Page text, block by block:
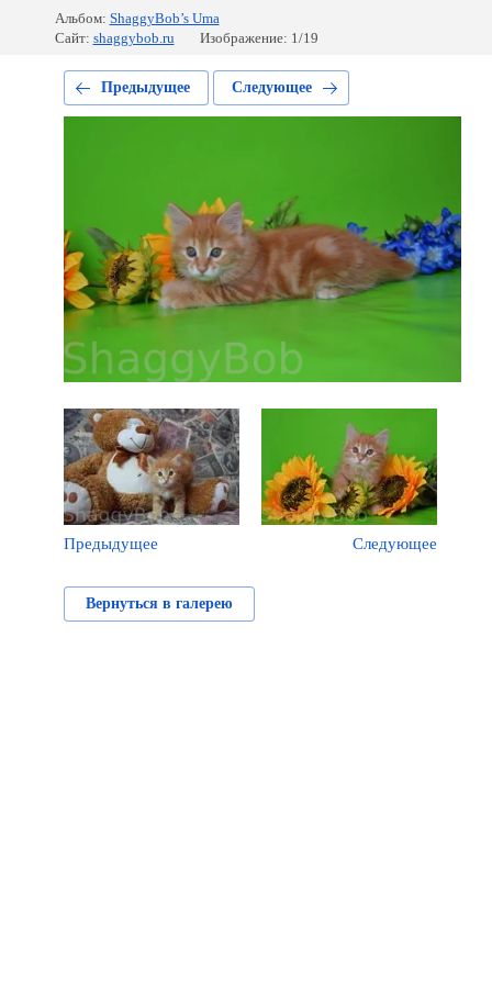
Альбом: ShaggyBob’s Uma
Сайт: shaggybob.ru Изображение: 1/19
Предыдущее Следующее
Предыдущее Следующее
Вернуться в галерею